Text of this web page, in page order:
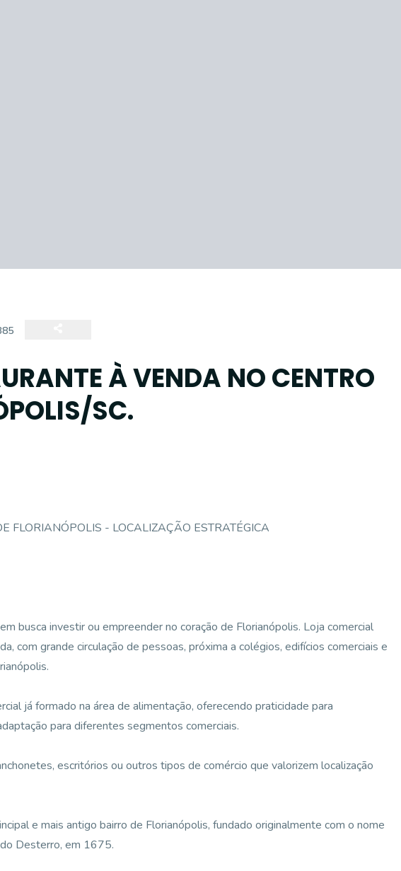
À VENDA NO CENTRO
SC.
FLORIANÓPOLIS - LOCALIZAÇÃO ESTRATÉGICA
busca investir ou empreender no coração de Florianópolis. Loja comercial
com grande circulação de pessoas, próxima a colégios, edifícios comerciais e
já formado na área de alimentação, oferecendo praticidade para
para diferentes segmentos comerciais.
escritórios ou outros tipos de comércio que valorizem localização
e mais antigo bairro de Florianópolis, fundado originalmente com o nome
Desterro, em 1675.